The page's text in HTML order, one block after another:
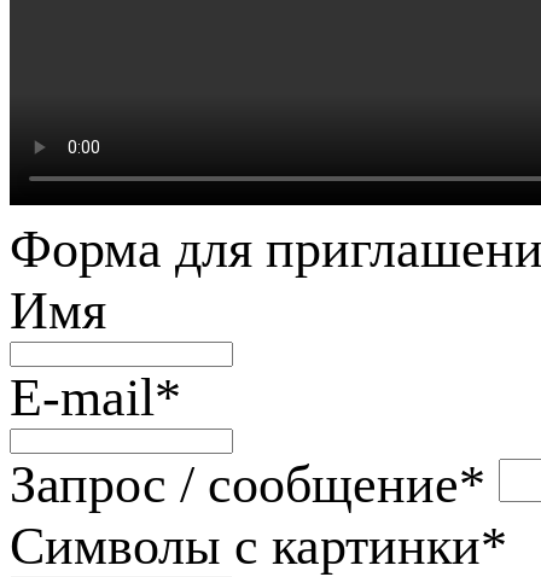
Форма для
Имя
E-mail*
Запрос / сообщение*
Символы с картинки*